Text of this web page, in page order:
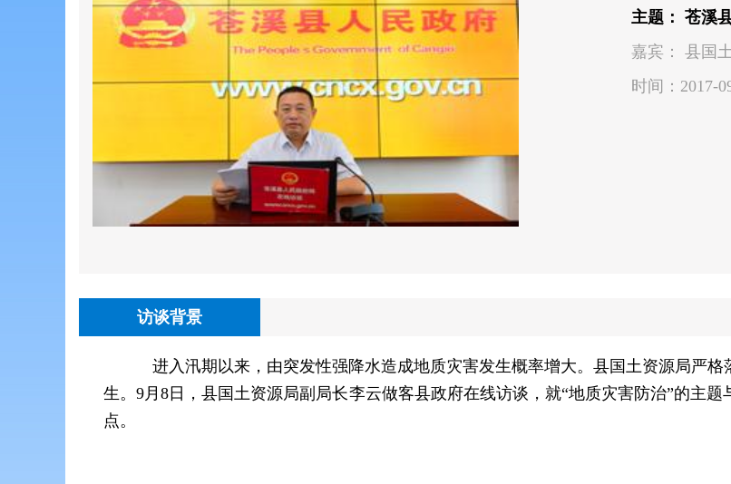
主题： 苍溪
嘉宾： 县国
时间：2017-
访谈背景
进入汛期以来，由突发性强降水造成地质灾害发生概率增大。县国土资源局严
生。9月8日，县国土资源局副局长李云做客县政府在线访谈，就“地质灾害防治”的主
点。